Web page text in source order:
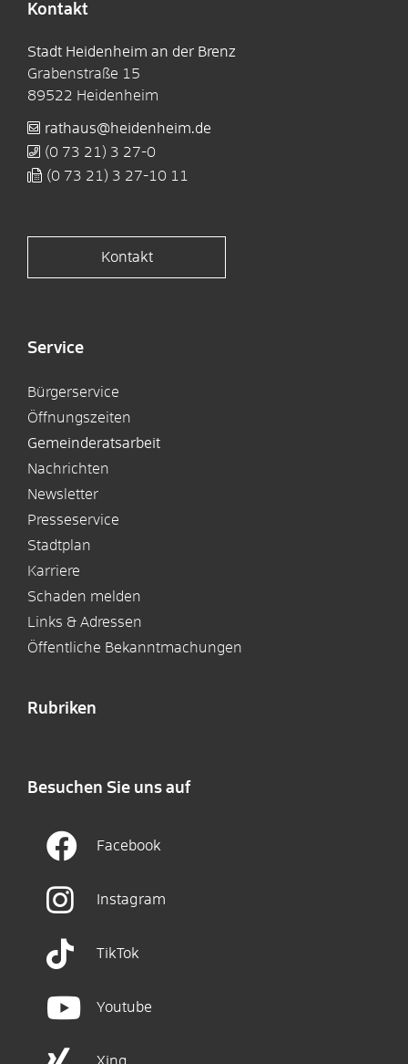
Kontakt
Stadt Heidenheim an der Brenz
Grabenstraße 15
89522 Heidenheim
rathaus@heidenheim.de
(0 73 21) 3 27-0
(0 73 21) 3 27-10 11
Kontakt
Service
Bürgerservice
Öffnungszeiten
Gemeinderatsarbeit
Nachrichten
Newsletter
Presseservice
Stadtplan
Karriere
Schaden melden
Links & Adressen
Öffentliche Bekanntmachungen
Rubriken
Besuchen Sie uns auf
Facebook
Instagram
TikTok
Youtube